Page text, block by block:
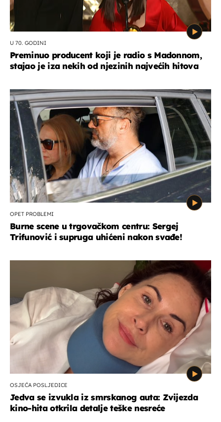
U 70. GODINI
Preminuo producent koji je radio s Madonnom,
stajao je iza nekih od njezinih najvećih hitova
OPET PROBLEMI
Burne scene u trgovačkom centru: Sergej
Trifunović i supruga uhićeni nakon svađe!
OSJEĆA POSLJEDICE
Jedva se izvukla iz smrskanog auta: Zvijezda
kino-hita otkrila detalje teške nesreće